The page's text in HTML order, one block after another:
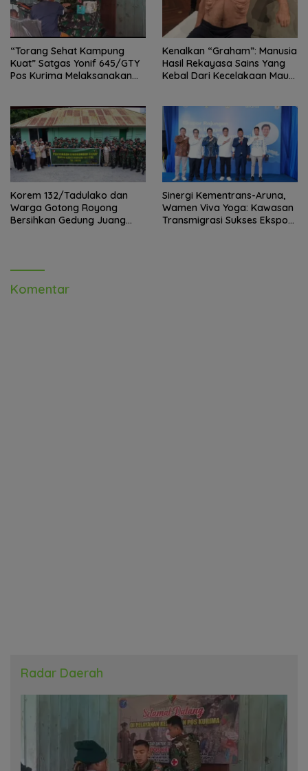
“Torang Sehat Kampung
Kuat” Satgas Yonif 645/GTY
Pos Kurima Melaksanakan
Kenalkan “Graham”: Manusia
Hasil Rekayasa Sains Yang
Kebal Dari Kecelakaan Maut
Korem 132/Tadulako dan
Warga Gotong Royong
Bersihkan Gedung Juang
Sinergi Kementrans-Aruna,
Wamen Viva Yoga: Kawasan
Transmigrasi Sukses Ekspor
Komentar
Radar Daerah